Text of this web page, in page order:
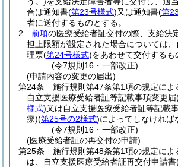
合は通知書(第23号様式)又は通知書(第
者に送付するものとする。
2
前項の医療受給者証交付の際、支給決
担上限額が設定された場合については
理票(第24号様式)をあわせて交付するも
(令7規則16・一部改正)
(申請内容の変更の届出)
第24条
施行規則第47条第1項の規定によ
自立支援医療受給者証等記載事項変更届
様式)又は自立支援医療受給者証等記載
療)(第25号の2様式)によってしなければ
(令7規則16・一部改正)
(医療受給者証の再交付の申請)
第25条
施行規則第48条第1項の規定によ
は、自立支援医療受給者証再交付申請書